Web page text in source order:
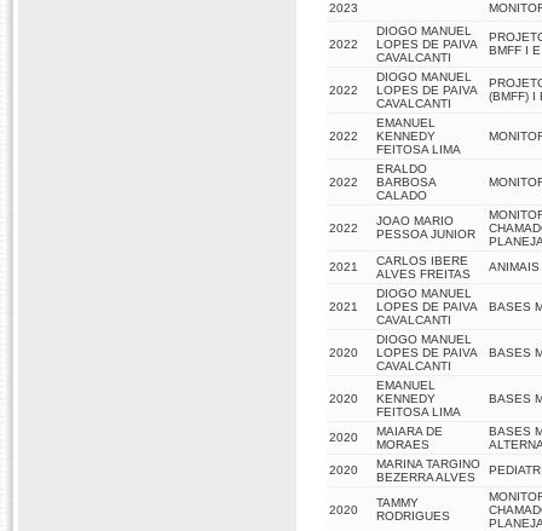
2023
2022
DIOGO MANUEL
LOPES DE PAIVA
CAVALCANTI
BMFF I
2022
DIOGO MANUEL
LOPES DE PAIVA
CAVALCANTI
(BMFF) I
2022
EMANUEL
KENNEDY
FEITOSA LIMA
2022
ERALDO
BARBOSA
CALADO
2022
JOAO MARIO
PESSOA JUNIOR
2021
CARLOS IBERE
ALVES FREITAS
2021
DIOGO MANUEL
LOPES DE PAIVA
CAVALCANTI
BASES
2020
DIOGO MANUEL
LOPES DE PAIVA
CAVALCANTI
BASES
2020
EMANUEL
KENNEDY
FEITOSA LIMA
BASES
2020
MAIARA DE
MORAES
BASES
2020
MARINA TARGINO
BEZERRA ALVES
2020
TAMMY
RODRIGUES